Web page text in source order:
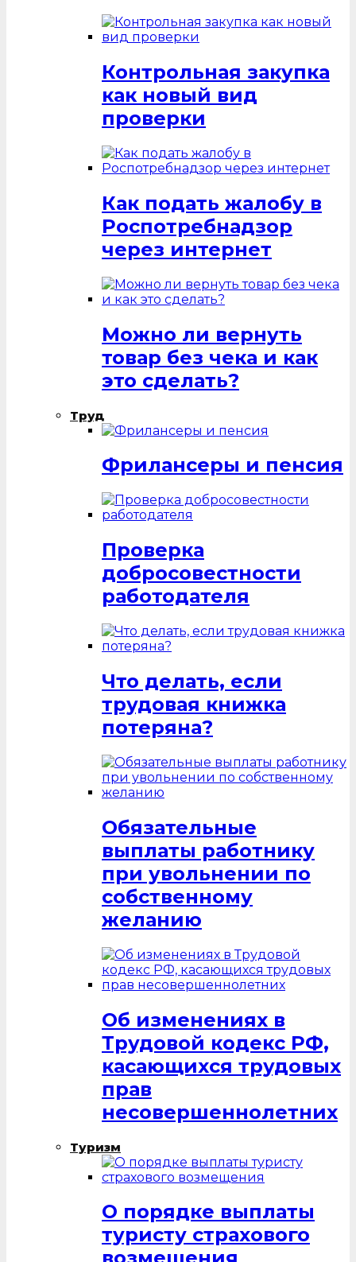
Контрольная закупка
как новый вид
проверки
Как подать жалобу в
Роспотребнадзор
через интернет
Можно ли вернуть
товар без чека и как
это сделать?
Труд
Фрилансеры и пенсия
Проверка
добросовестности
работодателя
Что делать, если
трудовая книжка
потеряна?
Обязательные
выплаты работнику
при увольнении по
собственному
желанию
Об изменениях в
Трудовой кодекс РФ,
касающихся трудовых
прав
несовершеннолетних
Туризм
О порядке выплаты
туристу страхового